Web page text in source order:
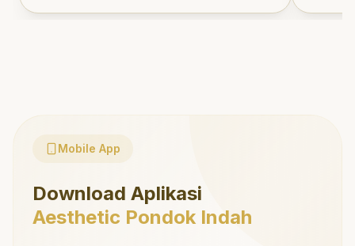
Mobile App
Download Aplikasi
Aesthetic Pondok Indah